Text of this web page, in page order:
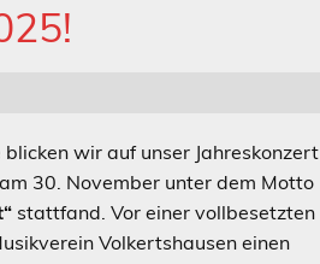
wir auf unser Jahreskonzert
30. November unter dem Motto
stattfand. Vor einer vollbesetzten
Volkertshausen einen